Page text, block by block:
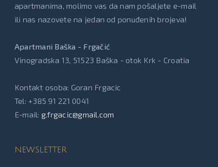
apartmanima, molimo vas da nam pošaljete e-mail
ili nas nazovete na jedan od ponuđenih brojeva!
Apartmani Baška - Frgačić
Vinogradska 13, 51523 Baška - otok Krk - Croatia
Kontakt osoba: Goran Frgacic
Tel: +385 91 221 0041
E-mail: g.frgacic@gmail.com
NEWSLETTER